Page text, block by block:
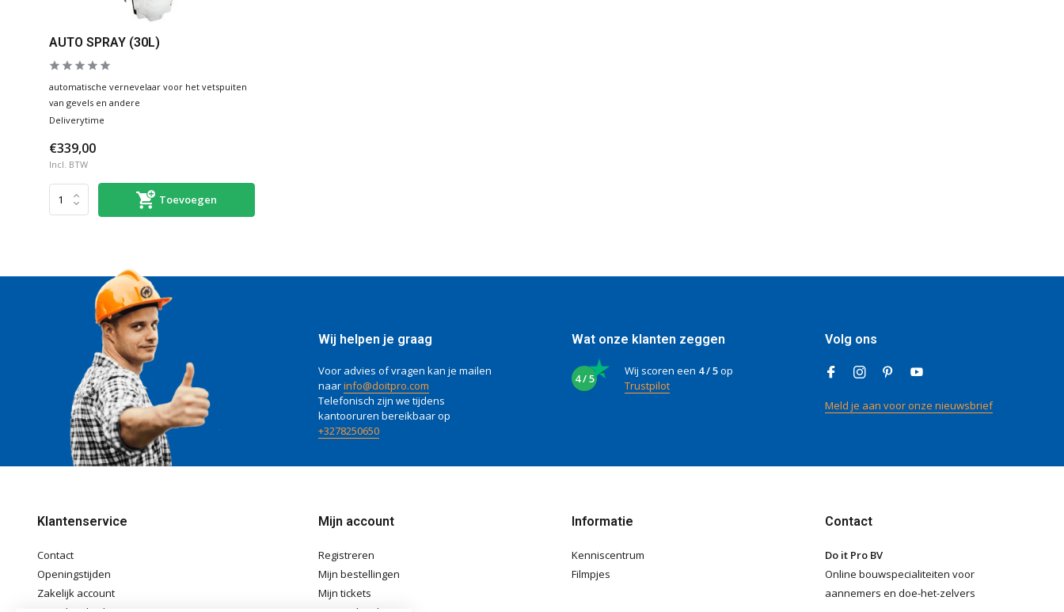
AUTO SPRAY (30L)
automatische vernevelaar voor het vetspuiten
van gevels en andere
Deliverytime
€339,00
Incl. BTW
Toevoegen
Wij helpen je graag
Voor advies of vragen kan je mailen
naarinfo@doitpro.com
Telefonisch zijn we tijdens
kantooruren bereikbaar op
+3278250650
Wat onze klanten zeggen
4 / 5
Wij scoren een 4 / 5op
Trustpilot
Volg ons
Meld je aan voor onze nieuwsbrief
Klantenservice
Contact
Openingstijden
Zakelijk account
Mijn account
Registreren
Mijn bestellingen
Mijn tickets
Informatie
Kenniscentrum
Filmpjes
Contact
Do it Pro BV
Online bouwspecialiteiten voor
aannemers en doe-het-zelvers